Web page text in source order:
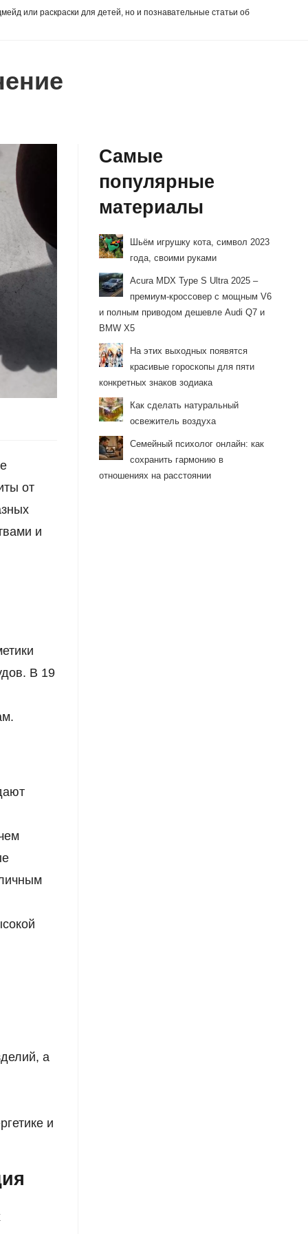
или раскраски для детей, но и познавательные статьи об
от
и
В 19
а
и
Самые
популярные
материалы
Шьём игрушку кота, символ 2023
года, своими руками
Acura MDX Type S Ultra 2025 –
премиум-кроссовер с мощным V6
и полным приводом дешевле Audi Q7 и
BMW X5
На этих выходных появятся
красивые гороскопы для пяти
конкретных знаков зодиака
Как сделать натуральный
освежитель воздуха
Семейный психолог онлайн: как
сохранить гармонию в
отношениях на расстоянии